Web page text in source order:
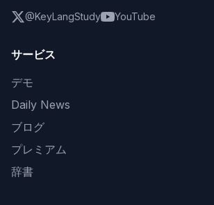
@KeyLangStudy YouTube
サービス
デモ
Daily News
ブログ
プレミアム
辞書